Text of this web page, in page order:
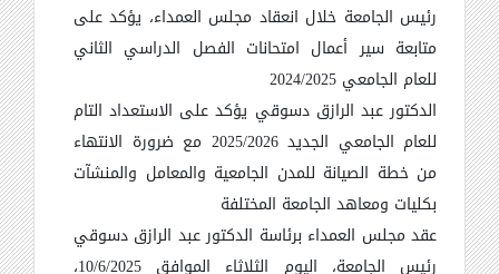
رئيس الجامعة خلال انعقاد مجلس العمداء، يؤكد على
متابعة سير أعمال امتحانات الفصل الدراسي الثاني
للعام الجامعي 2024/2025
الدكتور عبد الرازق دسوقي يؤكد على الاستعداد التام
للعام الجامعي الجديد 2025/2026 مع ضرورة الانتهاء
من خطة الصيانة للمدن الجامعية والمعامل والمنشآت
بكليات ومعاهد الجامعة المختلفة
عقد مجلس العمداء برئاسة الدكتور عبد الرازق دسوقي
رئيس الجامعة، اليوم الثلاثاء الموافق 10/6/2025،